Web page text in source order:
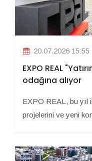
20.07.2026 15:55
EXPO REAL
odağına alıyor
EXPO REAL, bu yıl
projelerini ve yeni